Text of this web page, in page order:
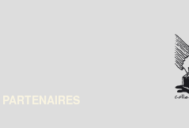
PARTENAIRES